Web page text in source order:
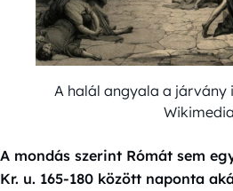
A halál angyala a járvány
Wikimedia
A mondás szerint Rómát sem
Kr. u. 165-180 között naponta